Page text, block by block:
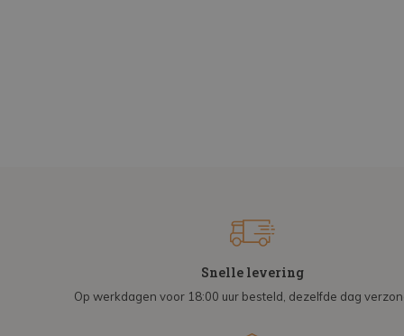
Snelle levering
Op werkdagen voor 18:00 uur besteld, dezelfde dag